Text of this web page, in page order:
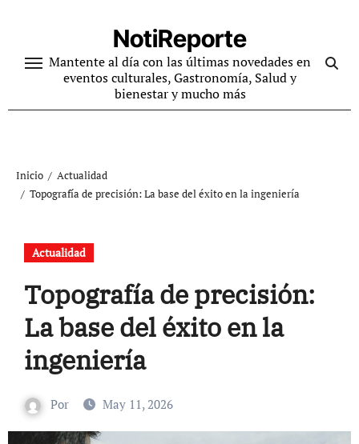
contenido
NotiReporte
Mantente al día con las últimas novedades en
eventos culturales, Gastronomía, Salud y
bienestar y mucho más
Inicio
Actualidad
Topografía de precisión: La base del éxito en la ingeniería
Actualidad
Topografía de precisión:
La base del éxito en la
ingeniería
Por May 11, 2026